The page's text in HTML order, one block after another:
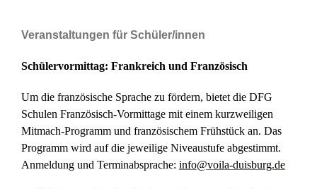
Veranstaltungen für Schüler/innen
Schülervormittag: Frankreich und Französisch
Um die französische Sprache zu fördern, bietet die DFG
Schulen Französisch-Vormittage mit einem kurzweiligen
Mitmach-Programm und französischem Frühstück an. Das
Programm wird auf die jeweilige Niveaustufe abgestimmt.
Anmeldung und Terminabsprache: info@voila-duisburg.de